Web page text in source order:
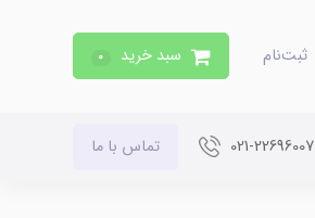
ثبت‌نام سبد خرید 0
021-22696007 تماس با ما